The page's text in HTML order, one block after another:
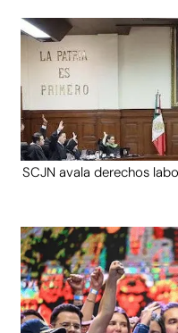
SCJN avala derechos